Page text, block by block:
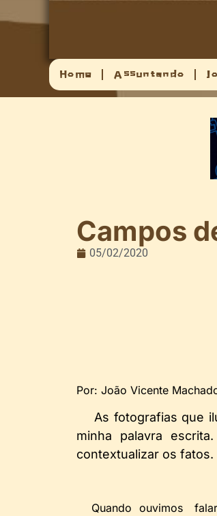
Home Assuntando
Campos
05/02/2020
Por: João Vicente
As fotografias que
minha palavra
contextualizar os fatos.
Quando ouvimos falar